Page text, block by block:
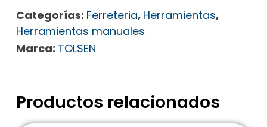
Categorías: Ferreteria, Herramientas,
Herramientas manuales
Marca: TOLSEN
Productos relacionados